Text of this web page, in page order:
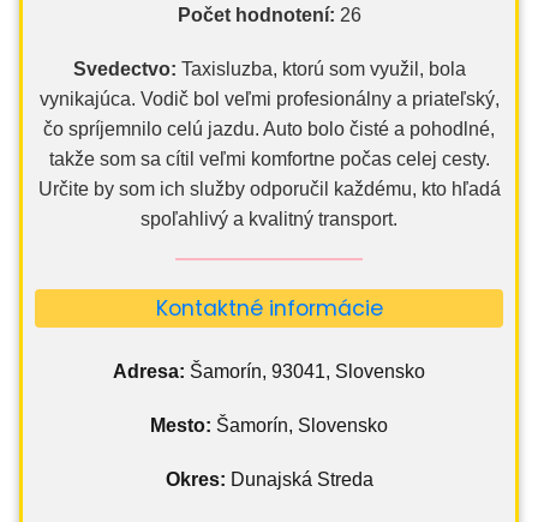
Počet hodnotení: 26
Svedectvo: Taxisluzba, ktorú som využil, bola
vynikajúca. Vodič bol veľmi profesionálny a priateľský,
čo spríjemnilo celú jazdu. Auto bolo čisté a pohodlné,
takže som sa cítil veľmi komfortne počas celej cesty.
Určite by som ich služby odporučil každému, kto hľadá
spoľahlivý a kvalitný transport.
Kontaktné informácie
Adresa: Šamorín, 93041, Slovensko
Mesto: Šamorín, Slovensko
Okres: Dunajská Streda